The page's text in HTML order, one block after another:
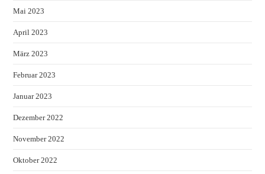
Mai 2023
April 2023
März 2023
Februar 2023
Januar 2023
Dezember 2022
November 2022
Oktober 2022